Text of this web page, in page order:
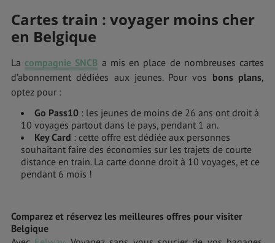
Cartes train : voyager moins cher
en Belgique
La compagnie SNCB a mis en place de nombreuses cartes
d’abonnement dédiées aux jeunes. Pour vos bons plans,
optez pour :
Go Pass10 : les jeunes de moins de 26 ans ont droit à
10 voyages partout dans le pays, pendant 1 an.
Key Card : cette offre est dédiée aux personnes
souhaitant faire des économies sur les trajets de courte
distance en train. La carte donne droit à 10 voyages, et ce
pendant 6 mois !
Comparez et réservez les meilleures offres pour visiter
Belgique